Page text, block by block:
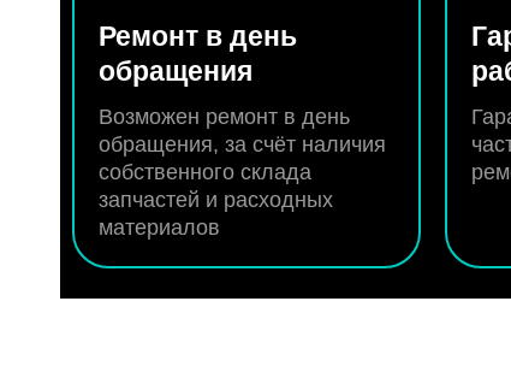
Ремонт в день
обращения
Возможен ремонт в день
обращения, за счёт наличия
собственного склада
запчастей и расходных
материалов